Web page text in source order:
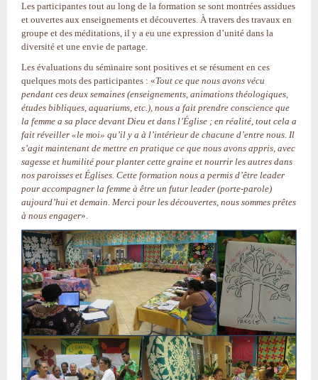
Les participantes tout au long de la formation se sont montrées assidues
et ouvertes aux enseignements et découvertes. À travers des travaux en
groupe et des méditations, il y a eu une expression d’unité dans la
diversité et une envie de partage.
Les évaluations du séminaire sont positives et se résument en ces
quelques mots des participantes : «Tout ce que nous avons vécu
pendant ces deux semaines (enseignements, animations théologiques,
études bibliques, aquariums, etc.), nous a fait prendre conscience que
la femme a sa place devant Dieu et dans l’Église ; en réalité, tout cela a
fait réveiller «le moi» qu’il y a à l’intérieur de chacune d’entre nous. Il
s’agit maintenant de mettre en pratique ce que nous avons appris, avec
sagesse et humilité pour planter cette graine et nourrir les autres dans
nos paroisses et Églises. Cette formation nous a permis d’être leader
pour accompagner la femme à être un futur leader (porte-parole)
aujourd’hui et demain. Merci pour les découvertes, nous sommes prêtes
à nous engager».